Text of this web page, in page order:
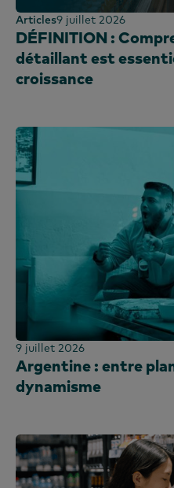
Articles9 juillet 2026
DÉFINITION :
détaillant est
croissance
9 juillet 2026
Argentine : entre
dynamisme